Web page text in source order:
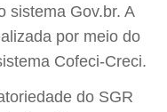
sistema Gov.br. A
por meio do
Cofeci-Creci.
do SGR